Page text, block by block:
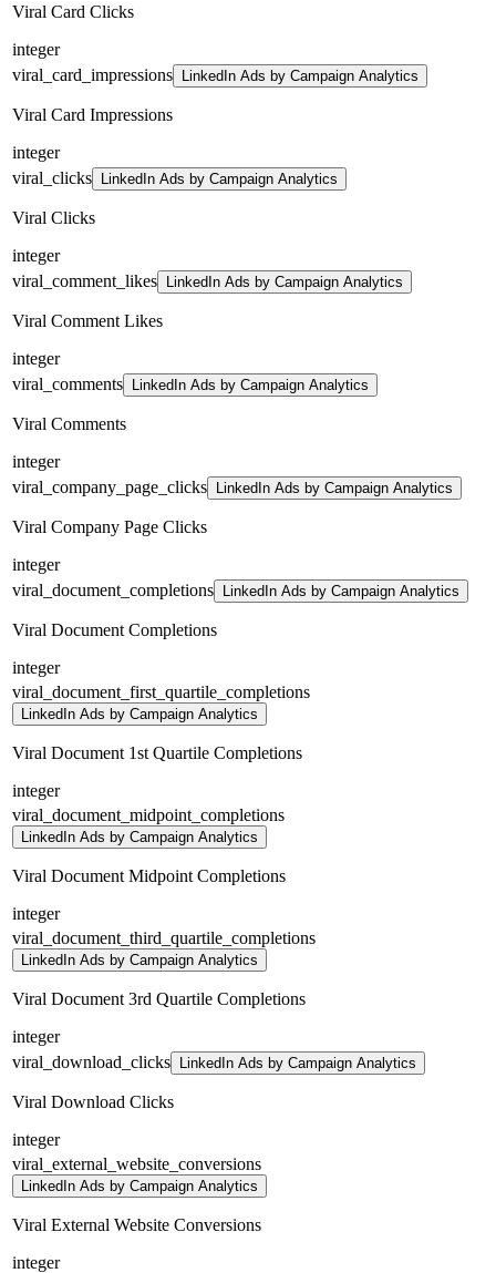
Viral Card Clicks
integer
viral_card_impressions
LinkedIn Ads by Campaign Analytics
Viral Card Impressions
integer
viral_clicks
LinkedIn Ads by Campaign Analytics
Viral Clicks
integer
viral_comment_likes
LinkedIn Ads by Campaign Analytics
Viral Comment Likes
integer
viral_comments
LinkedIn Ads by Campaign Analytics
Viral Comments
integer
viral_company_page_clicks
LinkedIn Ads by Campaign Analytics
Viral Company Page Clicks
integer
viral_document_completions
LinkedIn Ads by Campaign Analytics
Viral Document Completions
integer
viral_document_first_quartile_completions
LinkedIn Ads by Campaign Analytics
Viral Document 1st Quartile Completions
integer
viral_document_midpoint_completions
LinkedIn Ads by Campaign Analytics
Viral Document Midpoint Completions
integer
viral_document_third_quartile_completions
LinkedIn Ads by Campaign Analytics
Viral Document 3rd Quartile Completions
integer
viral_download_clicks
LinkedIn Ads by Campaign Analytics
Viral Download Clicks
integer
viral_external_website_conversions
LinkedIn Ads by Campaign Analytics
Viral External Website Conversions
integer